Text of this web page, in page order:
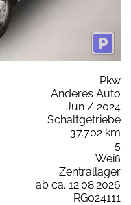
Pkw
Anderes Auto
Jun / 2024
Schaltgetriebe
37.702 km
5
Weiß
Zentrallager
ab ca. 12.08.2026
RG024111